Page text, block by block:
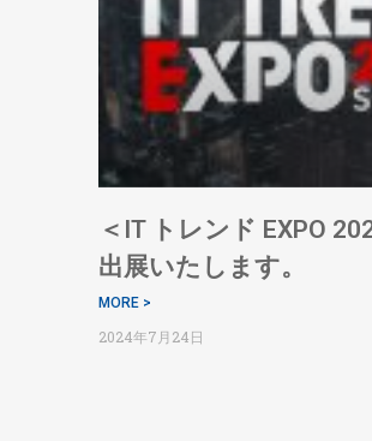
＜IT トレンド EXPO
出展いたします。
MORE >
2024年7月24日